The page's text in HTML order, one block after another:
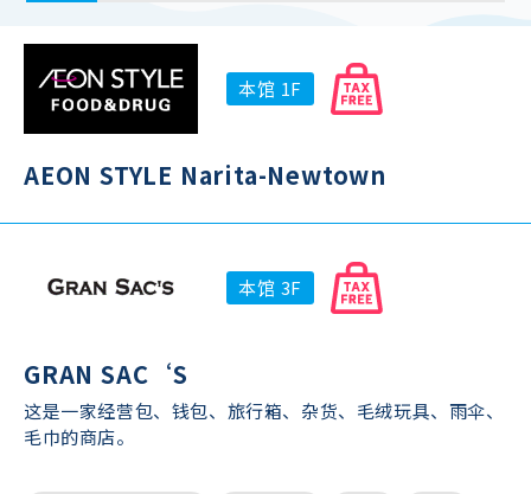
本馆 1F
AEON STYLE Narita-Newtown
本馆 3F
GRAN SAC‘S
这是一家经营包、钱包、旅行箱、杂货、毛绒玩具、雨伞、
毛巾的商店。